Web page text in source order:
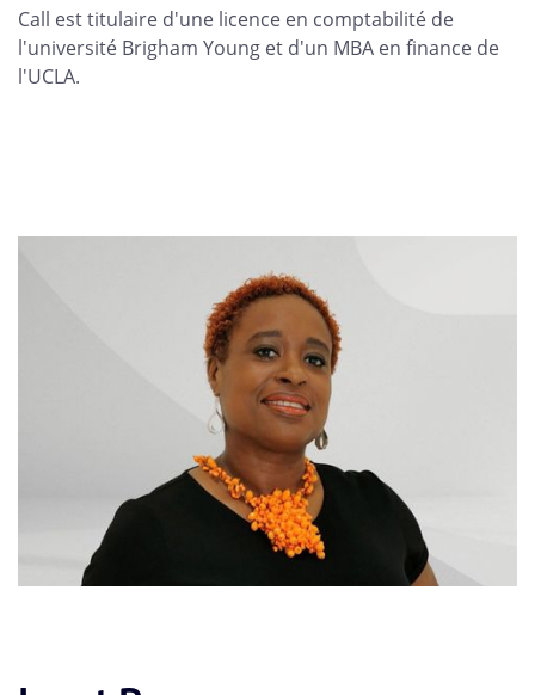
Call est titulaire d'une licence en comptabilité de
l'université Brigham Young et d'un MBA en finance de
l'UCLA.